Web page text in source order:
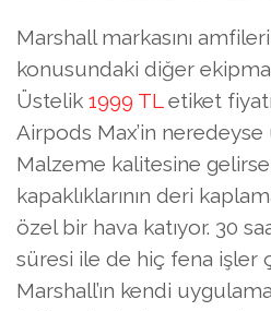
Marshall markasını
konusundaki diğer
Üstelik 1999 TLetiket
Airpods Max’in neredeyse
Malzeme kalitesine
kapaklıklarının deri
özel bir hava katıyor. 30
süresi ile de hiç fena işler
Marshall’ın kendi